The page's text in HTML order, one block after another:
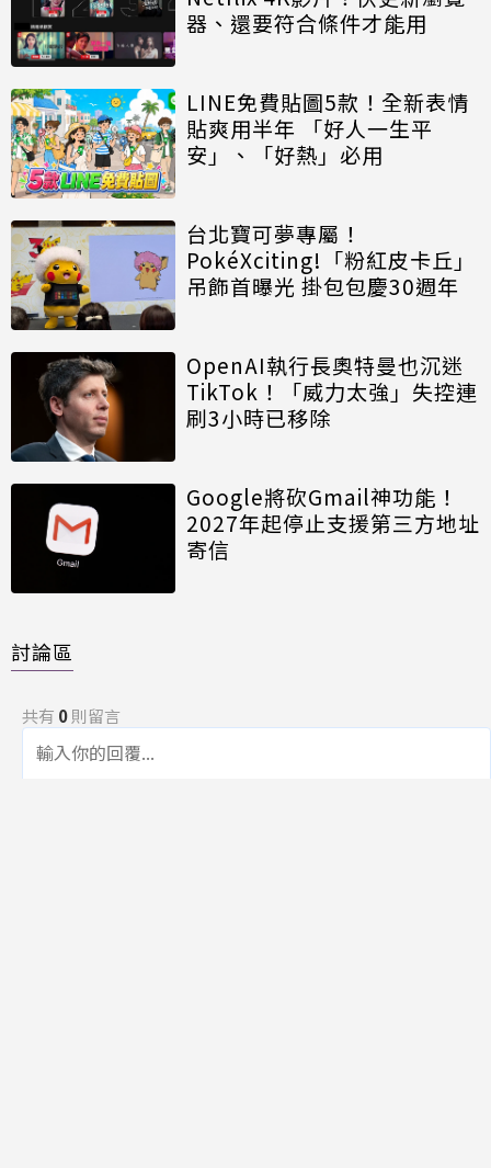
器、還要符合條件才能用
LINE免費貼圖5款！全新表情
貼爽用半年 「好人一生平
安」、「好熱」必用
台北寶可夢專屬！
PokéXciting!「粉紅皮卡丘」
吊飾首曝光 掛包包慶30週年
OpenAI執行長奧特曼也沉迷
TikTok！「威力太強」失控連
刷3小時已移除
Google將砍Gmail神功能！
2027年起停止支援第三方地址
寄信
討論區
共有 0則留言